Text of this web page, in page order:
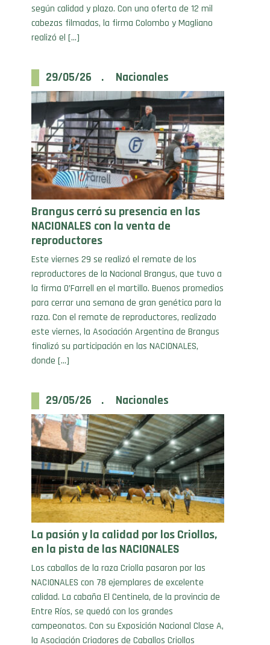
cabezas filmadas, la firma Colombo y Magliano
realizó el […]
Brangus cerró su presencia en las
NACIONALES con la venta de
reproductores
Este viernes 29 se realizó el remate de los
reproductores de la Nacional Brangus, que tuvo a
la firma O’Farrell en el martillo. Buenos promedios
para cerrar una semana de gran genética para la
raza. Con el remate de reproductores, realizado
este viernes, la Asociación Argentina de Brangus
finalizó su participación en las NACIONALES,
donde […]
La pasión y la calidad por los Criollos,
en la pista de las NACIONALES
Los caballos de la raza Criolla pasaron por las
NACIONALES con 78 ejemplares de excelente
calidad. La cabaña El Centinela, de la provincia de
Entre Ríos, se quedó con los grandes
campeonatos. Con su Exposición Nacional Clase A,
la Asociación Criadores de Caballos Criollos
participó de la edición 2026 de las NACIONALES, el